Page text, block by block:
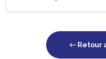
Retour